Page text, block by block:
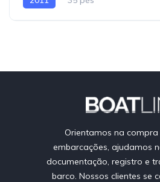
Orientamos na
embarcações, ajudamos
documentação, registro e
barco. Nossos clientes se